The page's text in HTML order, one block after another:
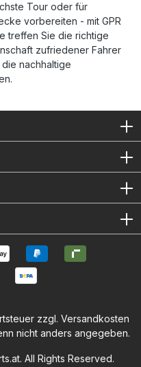
Tour oder für
vorbereiten - mit GPR
treffen Sie die richtige
zufriedener Fahrer
nachhaltige
zzgl. Versandkosten
nicht anders angegeben.
All Rights Reserved.